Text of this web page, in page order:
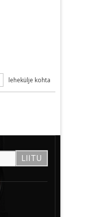
lehekülje kohta
LIITU